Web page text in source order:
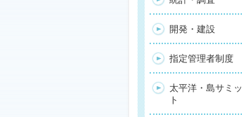
開発・建設
指定管理者制度
太平洋・島サミッ
ト